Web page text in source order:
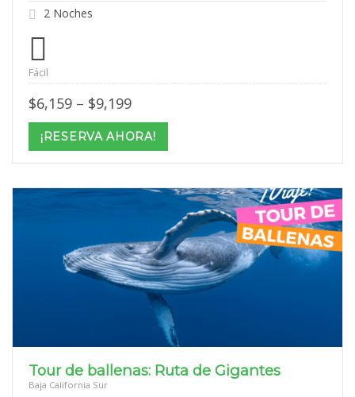
2 Noches
Fácil
$6,159 – $9,199Price
$6,159
through
$9,199
¡RESERVA AHORA!
Tour de ballenas: Ruta de Gigantes
Baja California Sur